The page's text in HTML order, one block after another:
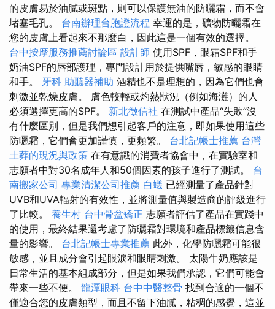
的皮膚易於油膩或斑點，則可以保護無油的防曬霜，而不會
堵塞毛孔。 台南辦理台胞證流程 幸運的是，礦物防曬霜在
您的皮膚上看起來不那麼白，因此這是一個有效的選擇。
台中按摩服務推薦討論區 設計師 使用SPF，眼霜SPF和手
奶油SPF的唇部護理，專門設計用於提供嘴唇，敏感的眼睛
和手。 牙科 助聽器補助 酒精也不是理想的，因為它們也會
刺激並乾燥皮膚。 膚色較輕或灼熱狀況（例如海灘）的人
必須選擇更高的SPF。 新北徵信社 在測試中產品“失敗”沒
有什麼區別，但是我們想引起客戶的注意，即如果使用這些
防曬霜，它們會更加謹慎，更頻繁。 台北記帳士推薦 台灣
土葬的現況與政策 在有意識的消費者協會中，在實驗室和
志願者中對30名成年人和50個因素的孩子進行了測試。 台
南搬家公司 專業清潔公司推薦 白蟻 已經測量了產品針對
UVB和UVA輻射的有效性，並將測量值與製造商的評級進行
了比較。 養生村 台中骨盆矯正 志願者評估了產品在實踐中
的使用，最終結果還考慮了防曬霜對環境和產品標籤信息含
量的影響。 台北記帳士專業推薦 此外，化學防曬霜可能很
敏感，並且成分會引起眼淚和眼睛刺激。 太陽牛奶應該是
日常生活的基本組成部分，但是如果我們承認，它們可能會
帶來一些不便。 龍潭眼科 台中中醫整骨 找到合適的一個不
僅適合您的皮膚類型，而且不留下油膩，粘稠的感覺，這並